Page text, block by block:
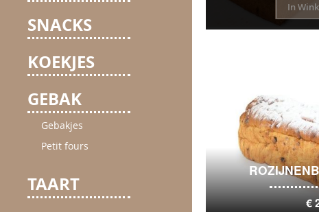
In
€
SNACKS
KOEKJES
GEBAK
Gebakjes
Petit fours
TAART